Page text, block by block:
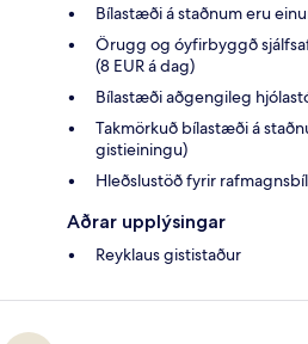
Bílastæði á staðnum eru
Örugg og óyfirbyggð
(8 EUR á dag)
Bílastæði aðgengileg
Takmörkuð bílastæði á
gistieiningu)
Hleðslustöð fyrir
Aðrar upplýsingar
Reyklaus gististaður